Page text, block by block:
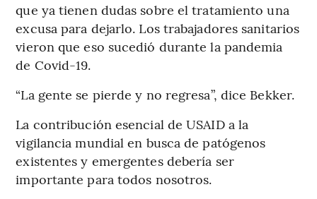
que ya tienen dudas sobre el tratamiento una
excusa para dejarlo. Los trabajadores sanitarios
vieron que eso sucedió durante la pandemia
de Covid-19.
“La gente se pierde y no regresa”, dice Bekker.
La contribución esencial de USAID a la
vigilancia mundial en busca de patógenos
existentes y emergentes debería ser
importante para todos nosotros.